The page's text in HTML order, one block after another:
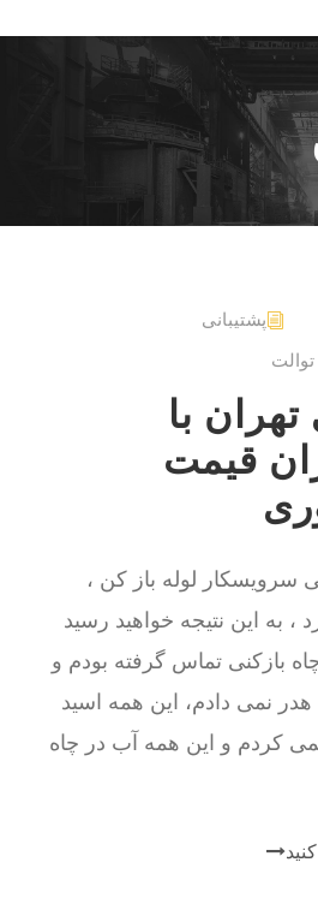
پشتیبانی
تهران با
قیمت
سرویسکار لوله باز کن ،
به این نتیجه خواهید رسید
بازکنی تماس گرفته بودم و
نمی دادم، این همه اسید
کردم و این همه آب در چاه